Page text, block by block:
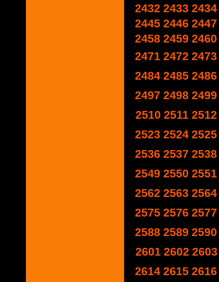
2432 2433 2434
2445 2446 2447
2458 2459 2460
2471 2472 2473
2484 2485 2486
2497 2498 2499
2510 2511 2512
2523 2524 2525
2536 2537 2538
2549 2550 2551
2562 2563 2564
2575 2576 2577
2588 2589 2590
2601 2602 2603
2614 2615 2616